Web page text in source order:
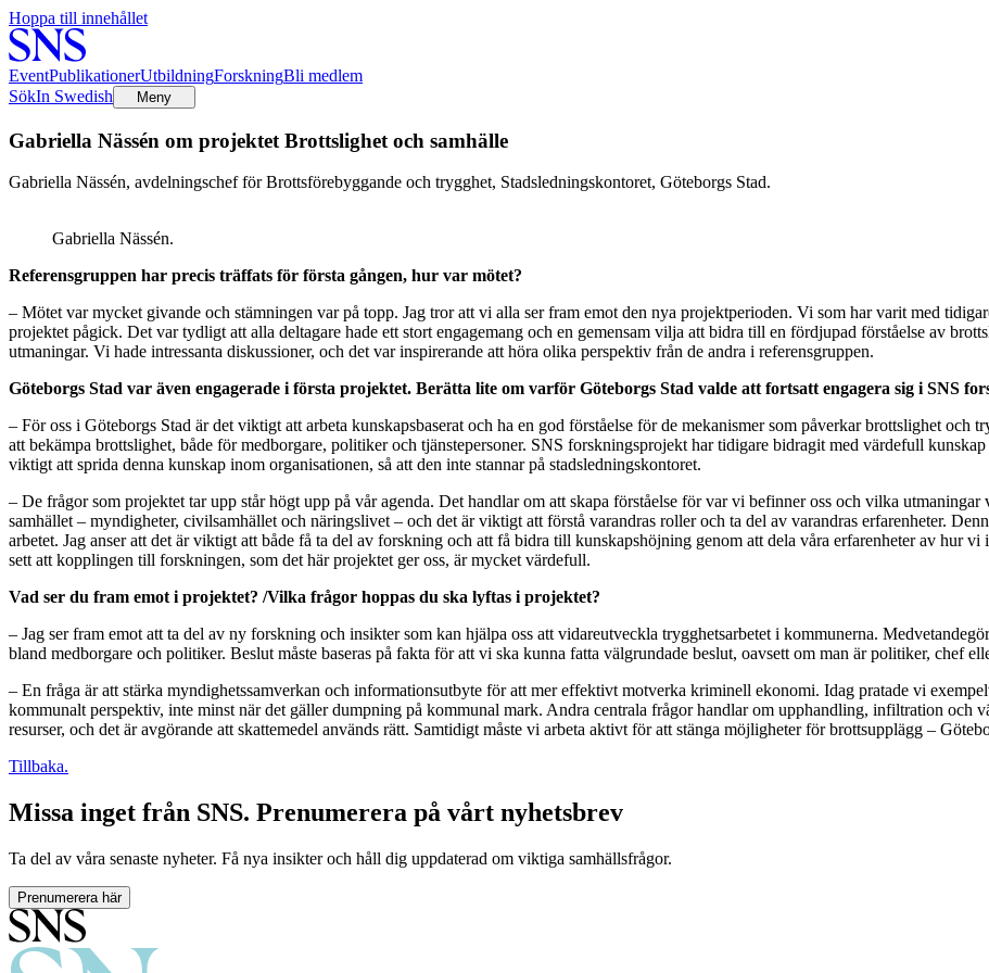
Hoppa till innehållet
EventPublikationerUtbildningForskningBli medlem
SökIn Swedish Meny
Gabriella Nässén om projektet Brottslighet och samhälle
Gabriella Nässén, avdelningschef för Brottsförebyggande och trygghet, Stadsledningskontoret, Göteborgs Stad.
Gabriella Nässén.
Referensgruppen har precis träffats för första gången, hur var mötet?
– Mötet var mycket givande och stämningen var på topp. Jag tror att vi alla ser fram emot den nya projektperioden. Vi som har varit med
projektet pågick. Det var tydligt att alla deltagare hade ett stort engagemang och en gemensam vilja att bidra till en fördjupad förståelse av
utmaningar. Vi hade intressanta diskussioner, och det var inspirerande att höra olika perspektiv från de andra i referensgruppen.
Göteborgs Stad var även engagerade i första projektet. Berätta lite om varför Göteborgs Stad valde att fortsatt engagera sig i SNS
– För oss i Göteborgs Stad är det viktigt att arbeta kunskapsbaserat och ha en god förståelse för de mekanismer som påverkar brottslighet
att bekämpa brottslighet, både för medborgare, politiker och tjänstepersoner. SNS forskningsprojekt har tidigare bidragit med värdefull
viktigt att sprida denna kunskap inom organisationen, så att den inte stannar på stadsledningskontoret.
– De frågor som projektet tar upp står högt upp på vår agenda. Det handlar om att skapa förståelse för var vi befinner oss och vilka
samhället – myndigheter, civilsamhället och näringslivet – och det är viktigt att förstå varandras roller och ta del av varandras erfarenheter.
arbetet. Jag anser att det är viktigt att både få ta del av forskning och att få bidra till kunskapshöjning genom att dela våra erfarenheter av hur
sett att kopplingen till forskningen, som det här projektet ger oss, är mycket värdefull.
Vad ser du fram emot i projektet? /Vilka frågor hoppas du ska lyftas i projektet?
– Jag ser fram emot att ta del av ny forskning och insikter som kan hjälpa oss att vidareutveckla trygghetsarbetet i kommunerna.
bland medborgare och politiker. Beslut måste baseras på fakta för att vi ska kunna fatta välgrundade beslut, oavsett om man är politiker, chef
– En fråga är att stärka myndighetssamverkan och informationsutbyte för att mer effektivt motverka kriminell ekonomi. Idag pratade vi
kommunalt perspektiv, inte minst när det gäller dumpning på kommunal mark. Andra centrala frågor handlar om upphandling, infiltration och
resurser, och det är avgörande att skattemedel används rätt. Samtidigt måste vi arbeta aktivt för att stänga möjligheter för brottsupplägg –
Tillbaka.
Missa inget från SNS. Prenumerera på vårt nyhetsbrev
Ta del av våra senaste nyheter. Få nya insikter och håll dig uppdaterad om viktiga samhällsfrågor.
Prenumerera här